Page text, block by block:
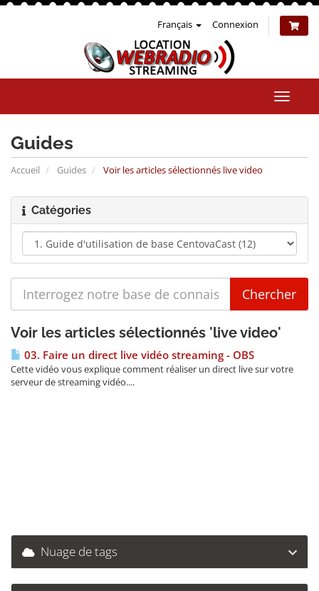
Français Connexion
la
Guides
Accueil Guides Voir les articles sélectionnés live video
Catégories
Voir les articles sélectionnés 'live video'
03. Faire un direct live vidéo streaming - OBS
Cette vidéo vous explique comment réaliser un direct live sur votre
serveur de streaming vidéo....
Nuage de tags